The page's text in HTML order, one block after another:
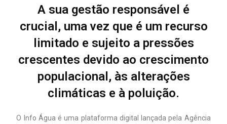
A sua gestão responsável é
crucial, uma vez que é um recurso
limitado e sujeito a pressões
crescentes devido ao crescimento
populacional, às alterações
climáticas e à poluição.
O Info Água é uma plataforma digital lançada pela Agência